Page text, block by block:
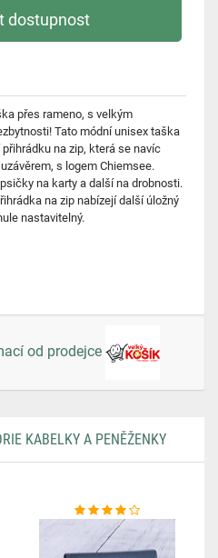
dostupnost
přes rameno, s velkým
Tato módní unisex taška
na zip, která se navíc
s logem Chiemsee.
na karty a další na drobnosti.
na zip nabízejí další úložný
nastavitelný.
od prodejce
KABELKY A PENĚŽENKY